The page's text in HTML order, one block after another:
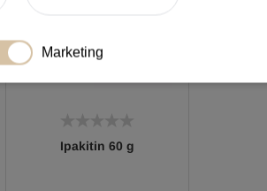
Marketing
Ipakitin 60 g